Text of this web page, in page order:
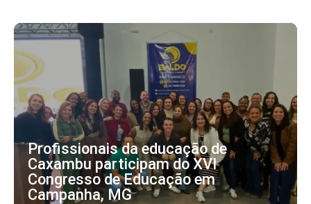
Profissionais da educação de
Caxambu participam do XVI
Congresso de Educação em
Campanha, MG